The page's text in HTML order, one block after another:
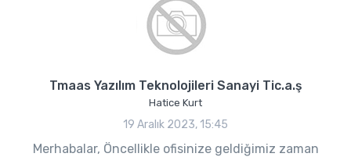
Tmaas Yazılım Teknolojileri Sanayi Tic.a.ş
Hatice Kurt
19 Aralık 2023, 15:45
Merhabalar, Öncellikle ofisinize geldiğimiz zaman